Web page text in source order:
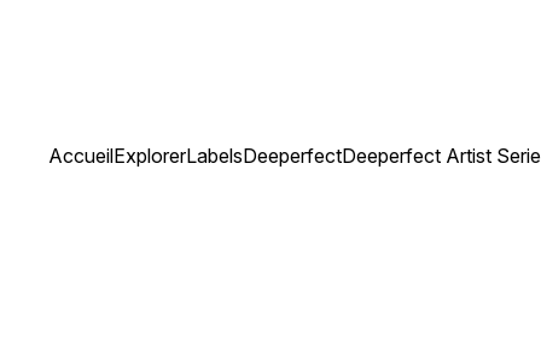
AccueilExplorerLabelsDeeperfectDeeperfect Artist